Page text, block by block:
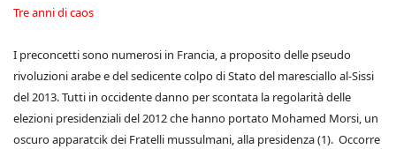
Tre anni di caos
I preconcetti sono numerosi in Francia, a proposito delle pseudo
rivoluzioni arabe e del sedicente colpo di Stato del maresciallo al-Sissi
del 2013. Tutti in occidente danno per scontata la regolarità delle
elezioni presidenziali del 2012 che hanno portato Mohamed Morsi, un
oscuro apparatcik dei Fratelli mussulmani, alla presidenza (1). Occorre